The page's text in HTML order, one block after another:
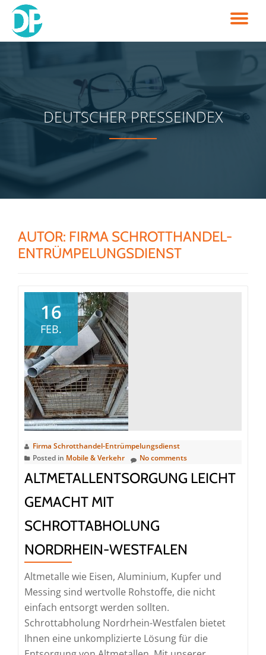
Skip
to
DEUTSCHER PRESSEINDEX
AUTOR: FIRMA SCHROTTHANDEL-
ENTRÜMPELUNGSDIENST
16
FEB.
Firma Schrotthandel-Entrümpelungsdienst
Posted in Mobile & Verkehr No comments
ALTMETALLENTSORGUNG LEICHT
GEMACHT MIT
SCHROTTABHOLUNG
NORDRHEIN-WESTFALEN
Altmetalle wie Eisen, Aluminium, Kupfer und
Messing sind wertvolle Rohstoffe, die nicht
einfach entsorgt werden sollten.
Schrottabholung Nordrhein-Westfalen bietet
Ihnen eine unkomplizierte Lösung für die